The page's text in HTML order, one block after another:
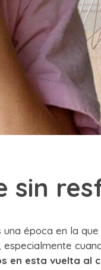
sin
época en la que
en esta vuelta al